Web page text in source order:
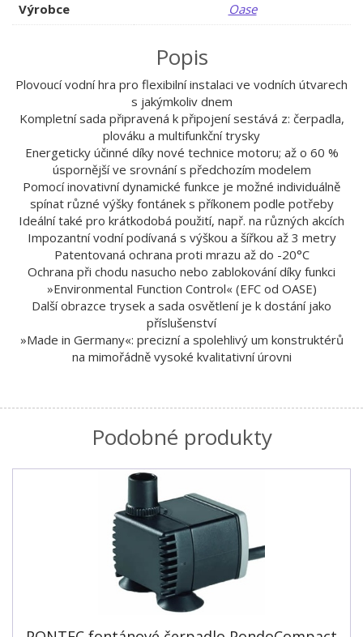
Výrobce Oase
Popis
Plovoucí vodní hra pro flexibilní instalaci ve vodních útvarech
s jakýmkoliv dnem
Kompletní sada připravená k připojení sestává z: čerpadla,
plováku a multifunkční trysky
Energeticky účinné díky nové technice motoru; až o 60 %
úspornější ve srovnání s předchozím modelem
Pomocí inovativní dynamické funkce je možné individuálně
spínat různé výšky fontánek s příkonem podle potřeby
Ideální také pro krátkodobá použití, např. na různých akcích
Impozantní vodní podívaná s výškou a šířkou až 3 metry
Patentovaná ochrana proti mrazu až do -20°C
Ochrana při chodu nasucho nebo zablokování díky funkci
»Environmental Function Control« (EFC od OASE)
Další obrazce trysek a sada osvětlení je k dostání jako
příslušenství
»Made in Germany«: precizní a spolehlivý um konstruktérů
na mimořádně vysoké kvalitativní úrovni
Podobné produkty